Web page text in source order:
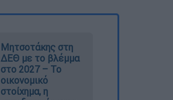
Μητσοτάκης στη
ΔΕΘ με το βλέμμα
στο 2027 – Το
οικονομικό
στοίχημα, η